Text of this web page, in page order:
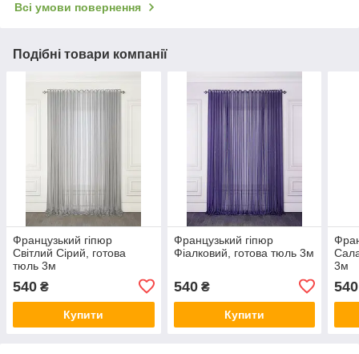
Всі умови повернення
Подібні товари компанії
Французький гіпюр
Світлий Сірий, готова
тюль 3м
540 ₴
Купити
Французький гіпюр
Фіалковий, готова тюль 3м
540₴
Купити
3м
540